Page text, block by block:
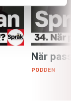
När
PODDEN